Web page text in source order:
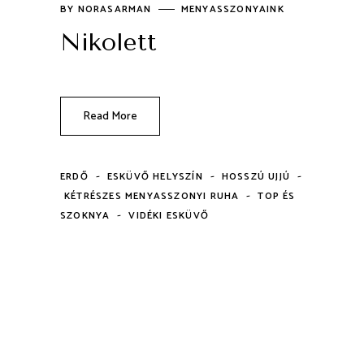
BY NORASARMAN MENYASSZONYAINK
Nikolett
Read More
ERDŐ - ESKÜVŐ HELYSZÍN - HOSSZÚ UJJÚ -
KÉTRÉSZES MENYASSZONYI RUHA - TOP ÉS
SZOKNYA - VIDÉKI ESKÜVŐ